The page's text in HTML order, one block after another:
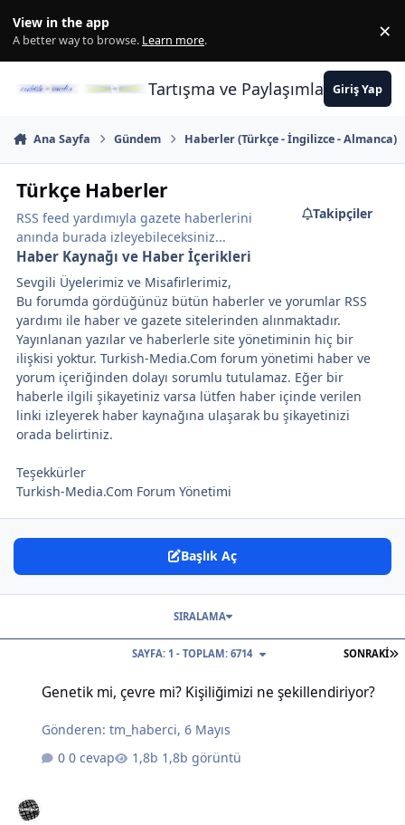
View in the app
A better way to browse. Learn more. ×
Tartışma ve PaylaşımlarınGiriş Yap
Ana Sayfa Gündem Haberler (Türkçe - İngilizce - Almanca)
Türkçe Haberler
RSS feed yardımıyla gazete haberlerini
anında burada izleyebileceksiniz...
Takipçiler
Haber Kaynağı ve Haber İçerikleri
Sevgili Üyelerimiz ve Misafirlerimiz,
Bu forumda gördüğünüz bütün haberler ve yorumlar RSS
yardımı ile haber ve gazete sitelerinden alınmaktadır.
Yayınlanan yazılar ve haberlerle site yönetiminin hiç bir
ilişkisi yoktur. Turkish-Media.Com forum yönetimi haber ve
yorum içeriğinden dolayı sorumlu tutulamaz. Eğer bir
haberle ilgili şikayetiniz varsa lütfen haber içinde verilen
linki izleyerek haber kaynağına ulaşarak bu şikayetinizi
orada belirtiniz.
Teşekkürler
Turkish-Media.Com Forum Yönetimi
Başlık Aç
SONRAKI
SAYFA: 1 - TOPLAM: 6714
SIRALAMA
Genetik mi, çevre mi? Kişiliğimizi ne şekillendiriyor?
Gönderen:tm_haberci,6 Mayıs
0 cevap
1,8b görüntü